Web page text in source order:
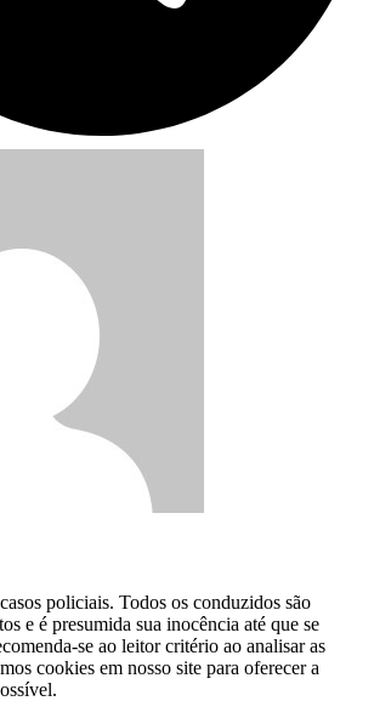
policiais. Todos os conduzidos são
e é presumida sua inocência até que se
se ao leitor critério ao analisar as
cookies em nosso site para oferecer a